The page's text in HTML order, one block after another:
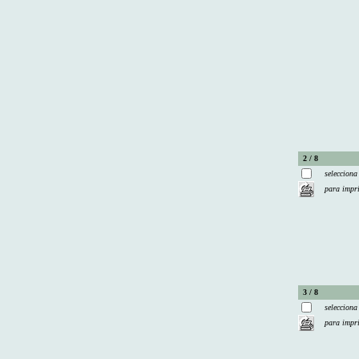
2 / 8
selecciona
para
3 / 8
selecciona
para